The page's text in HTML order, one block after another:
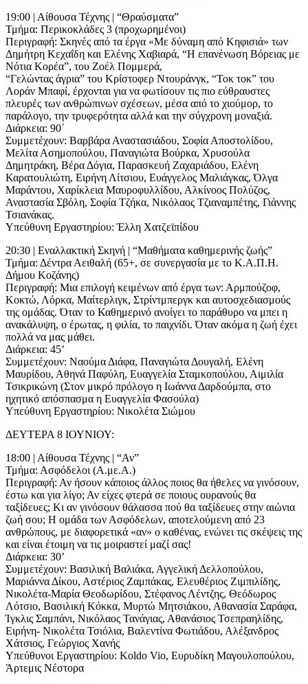
19:00 | Αίθουσα Τέχνης | “Θραύσματα”
Τμήμα: Περικοκλάδες 3 (προχωρημένοι)
Περιγραφή: Σκηνές από τα έργα «Με δύναμη από Κηφισιά» των
Δημήτρη Κεχαΐδη και Ελένης Χαβιαρά, “Η επανένωση Βόρειας με
Νότια Κορέα”, του Ζοέλ Πομμερά,
“Γελώντας άγρια” του Κρίστοφερ Ντουράνγκ, “Τοκ τοκ” του
Λοράν Μπαφί, έρχονται για να φωτίσουν τις πιο εύθραυστες
πλευρές των ανθρώπινων σχέσεων, μέσα από το χιούμορ, το
παράλογο, την τρυφερότητα αλλά και την σύγχρονη μοναξιά.
Διάρκεια: 90΄
Συμμετέχουν: Βαρβάρα Αναστασιάδου, Σοφία Αποστολίδου,
Μελίτα Ασημοπούλου, Παναγιώτα Βούρκα, Χρυσούλα
Δημητράκη, Βέρα Δόγια, Παρασκευή Ζαχαριάδου, Ελένη
Καρατουλιώτη, Ειρήνη Λίτσιου, Ευάγγελος Μαλιάγκας, Όλγα
Μαράντου, Χαρίκλεια Μαυροφυλλίδου, Αλκίνοος Πολύζος,
Αναστασία Σβόλη, Σοφία Τζήκα, Νικόλαος Τζιαναμπέτης, Γιάννης
Τσιανάκας.
Υπεύθυνη Εργαστηρίου: Έλλη Χατζεϊπίδου
20:30 | Εναλλακτική Σκηνή | “Μαθήματα καθημερινής ζωής”
Τμήμα: Δέντρα Αειθαλή (65+, σε συνεργασία με το Κ.Α.Π.Η.
Δήμου Κοζάνης)
Περιγραφή: Μια επιλογή κειμένων από έργα των: Αρμπούζοφ,
Κοκτώ, Λόρκα, Μαίτερλιγκ, Στρίντμπεργκ και αυτοσχεδιασμούς
της ομάδας. Όταν το Καθημερινό ανοίγει το παράθυρο να μπει η
ανακάλυψη, ο έρωτας, η φιλία, το παιχνίδι. Όταν ακόμα η ζωή έχει
πολλά να μας μάθει.
Διάρκεια: 45’
Συμμετέχουν: Ναούμα Διάφα, Παναγιώτα Δουγαλή, Ελένη
Μαυρίδου, Αθηνά Παφύλη, Ευαγγελία Σταμκοπούλου, Αιμιλία
Τσικρικώνη (Στον μικρό πρόλογο η Ιωάννα Δαρδούμπα, στο
ηχητικό απόσπασμα η Ευαγγελία Φασούλα)
Υπεύθυνη Εργαστηρίου: Νικολέτα Σιώμου
ΔΕΥΤΕΡΑ 8 ΙΟΥΝΙΟΥ:
18:00 | Αίθουσα Τέχνης | “Αν”
Τμήμα: Ασφόδελοι (Α.με.Α.)
Περιγραφή: Αν ήσουν κάποιος άλλος ποιος θα ήθελες να γινόσουν,
έστω και για λίγο; Αν είχες φτερά σε ποιους ουρανούς θα
ταξίδευες; Κι αν γινόσουν θάλασσα πού θα ταξίδευες στην αιώνια
ζωή σου; Η ομάδα των Ασφόδελων, αποτελούμενη από 23
ανθρώπους, με διαφορετικά «αν» ο καθένας, ενώνει τις σκέψεις της
και είναι έτοιμη να τις μοιραστεί μαζί σας!
Διάρκεια: 30’
Συμμετέχουν: Βασιλική Βαλιάκα, Αγγελική Δελλοπούλου,
Μαριάννα Δίκου, Αστέριος Ζαμπάκας, Ελευθέριος Ζιμπιλίδης,
Νικολέτα-Μαρία Θεοδωρίδου, Στέφανος Λέντζης, Θεόδωρος
Λότσιο, Βασιλική Κόκκα, Μυρτώ Μητσιάκου, Αθανασία Σαράφα,
Ίγκλις Σαμπάνι, Νικόλαος Τανάγιας, Αθανάσιος Τσεπραηλίδης,
Ειρήνη- Νικολέτα Τσιόλια, Βαλεντίνα Φωτιάδου, Αλέξανδρος
Χάτσιος, Γεώργιος Χανής
Υπεύθυνοι Εργαστηρίου: Koldo Vio, Ευρυδίκη Μαγουλοπούλου,
Άρτεμις Νέστορα